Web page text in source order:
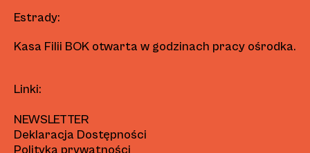
Estrady:
Kasa Filii BOK otwarta w godzinach pracy ośrodka.
Linki:
NEWSLETTER
Deklaracja Dostępności
Polityka prywatności